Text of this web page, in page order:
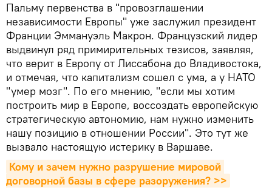
Пальму первенства в "провозглашении
независимости Европы" уже заслужил президент
Франции Эммануэль Макрон. Французский лидер
выдвинул ряд примирительных тезисов, заявляя,
что верит в Европу от Лиссабона до Владивостока,
и отмечая, что капитализм сошел с ума, а у НАТО
"умер мозг". По его мнению, "если мы хотим
построить мир в Европе, воссоздать европейскую
стратегическую автономию, нам нужно изменить
нашу позицию в отношении России". Это тут же
вызвало настоящую истерику в Варшаве.
Кому и зачем нужно разрушение мировой
договорной базы в сфере разоружения? >>